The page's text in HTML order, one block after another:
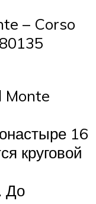
– Corso
Monte
​​16
круговой
До